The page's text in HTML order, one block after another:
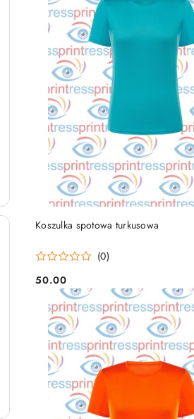
Koszulka spotowa turkusowa
(0)
Cena:
50.00
DO KOSZYKA